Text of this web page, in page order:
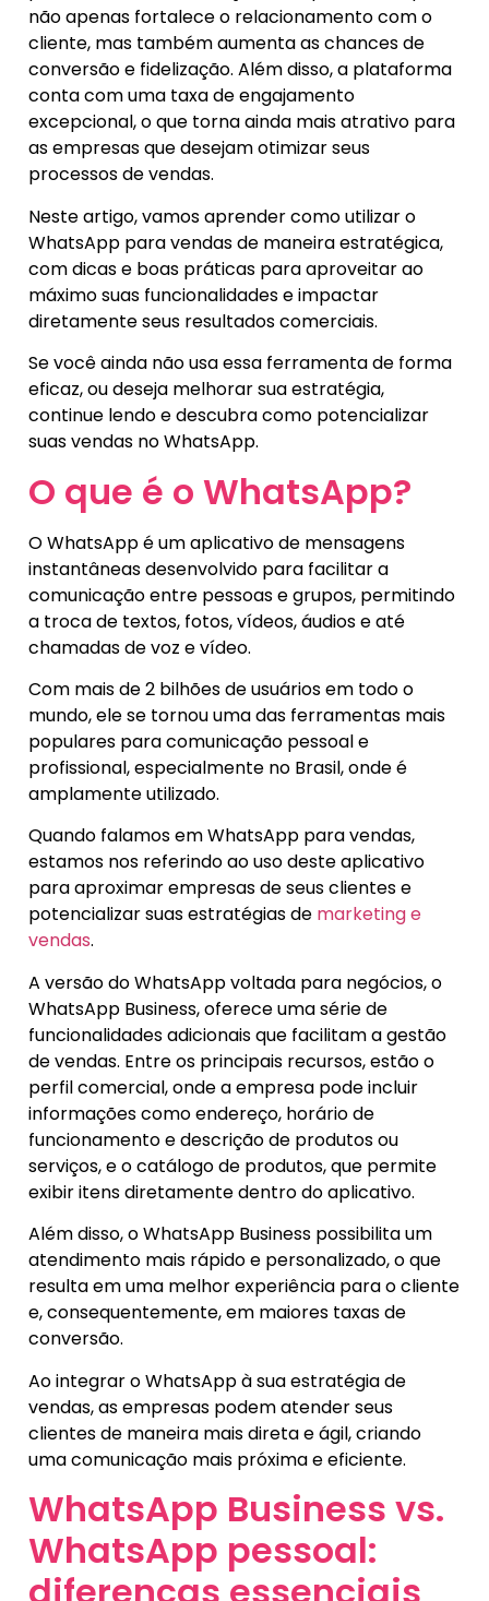
não apenas fortalece o relacionamento com o
cliente, mas também aumenta as chances de
conversão e fidelização. Além disso, a plataforma
conta com uma taxa de engajamento
excepcional, o que torna ainda mais atrativo para
as empresas que desejam otimizar seus
processos de vendas.
Neste artigo, vamos aprender como utilizar o
WhatsApp para vendas de maneira estratégica,
com dicas e boas práticas para aproveitar ao
máximo suas funcionalidades e impactar
diretamente seus resultados comerciais.
Se você ainda não usa essa ferramenta de forma
eficaz, ou deseja melhorar sua estratégia,
continue lendo e descubra como potencializar
suas vendas no WhatsApp.
O que é o WhatsApp?
O WhatsApp é um aplicativo de mensagens
instantâneas desenvolvido para facilitar a
comunicação entre pessoas e grupos, permitindo
a troca de textos, fotos, vídeos, áudios e até
chamadas de voz e vídeo.
Com mais de 2 bilhões de usuários em todo o
mundo, ele se tornou uma das ferramentas mais
populares para comunicação pessoal e
profissional, especialmente no Brasil, onde é
amplamente utilizado.
Quando falamos em WhatsApp para vendas,
estamos nos referindo ao uso deste aplicativo
para aproximar empresas de seus clientes e
potencializar suas estratégias de marketing e
vendas.
A versão do WhatsApp voltada para negócios, o
WhatsApp Business, oferece uma série de
funcionalidades adicionais que facilitam a gestão
de vendas. Entre os principais recursos, estão o
perfil comercial, onde a empresa pode incluir
informações como endereço, horário de
funcionamento e descrição de produtos ou
serviços, e o catálogo de produtos, que permite
exibir itens diretamente dentro do aplicativo.
Além disso, o WhatsApp Business possibilita um
atendimento mais rápido e personalizado, o que
resulta em uma melhor experiência para o cliente
e, consequentemente, em maiores taxas de
conversão.
Ao integrar o WhatsApp à sua estratégia de
vendas, as empresas podem atender seus
clientes de maneira mais direta e ágil, criando
uma comunicação mais próxima e eficiente.
WhatsApp Business vs.
WhatsApp pessoal: